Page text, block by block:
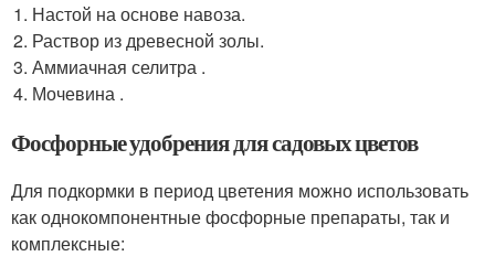
Настой на основе навоза.
Раствор из древесной золы.
Аммиачная селитра .
Мочевина .
Фосфорные удобрения для садовых цветов
Для подкормки в период цветения можно использовать
как однокомпонентные фосфорные препараты, так и
комплексные: